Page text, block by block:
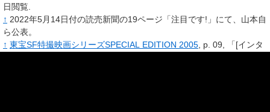
日閲覧.
↑ 2022年5月14日付の読売新聞の19ページ「注目です!」にて、山本自
ら公表。
↑ 東宝SF特撮映画シリーズSPECIAL EDITION 2005, p. 09, 「[インタ